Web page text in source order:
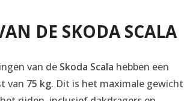
DE SKODA SCALA
van de Skoda Scala hebben een
van 75 kg. Dit is het maximale gewicht